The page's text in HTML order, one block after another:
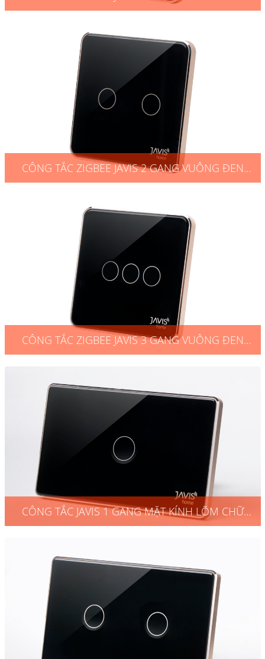
CÔNG TẮC ZIGBEE JAVIS 2 GANG VUÔNG ĐEN
CÔNG TẮC ZIGBEE JAVIS 3 GANG VUÔNG ĐEN
CÔNG TẮC JAVIS 1 GANG MẶT KÍNH LÕM CHỮ